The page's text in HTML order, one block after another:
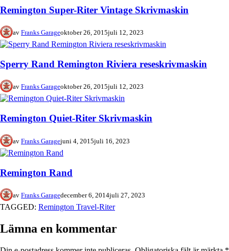
Remington Super-Riter Vintage Skrivmaskin
av Franks Garageoktober 26, 2015juli 12, 2023
Sperry Rand Remington Riviera reseskrivmaskin
av Franks Garageoktober 26, 2015juli 12, 2023
Remington Quiet-Riter Skrivmaskin
av Franks Garagejuni 4, 2015juli 16, 2023
Remington Rand
av Franks Garagedecember 6, 2014juli 27, 2023
TAGGED: Remington Travel-Riter
Lämna en kommentar